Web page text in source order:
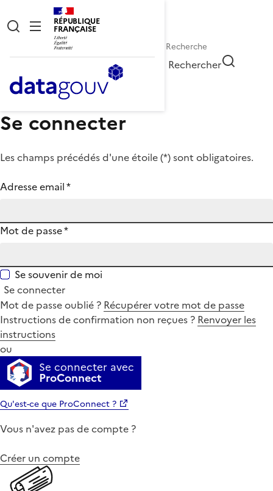
RÉPUBLIQUE
FRANÇAISE
Rechercher
Se connecter
Les champs précédés d'une étoile (*) sont obligatoires.
Adresse email*
Mot de passe*
Se souvenir de moi
Se connecter
Mot de passe oublié ? Récupérer votre mot de passe
Instructions de confirmation non reçues ? Renvoyer les
instructions
ou
Se connecter avec
ProConnect
Qu'est-ce que ProConnect ?
Vous n'avez pas de compte ?
Créer un compte